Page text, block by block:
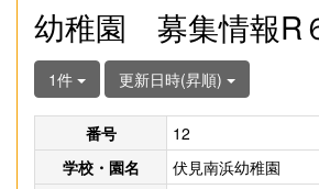
幼稚園 募集情報R
1件 更新日時(昇順)
番号
12
学校・園名
伏見南浜幼稚園